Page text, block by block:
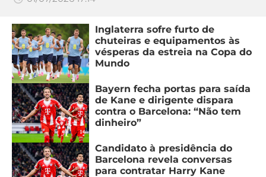
Inglaterra sofre furto de
chuteiras e equipamentos às
vésperas da estreia na Copa do
Mundo
Bayern fecha portas para saída
de Kane e dirigente dispara
contra o Barcelona: “Não tem
dinheiro”
Candidato à presidência do
Barcelona revela conversas
para contratar Harry Kane